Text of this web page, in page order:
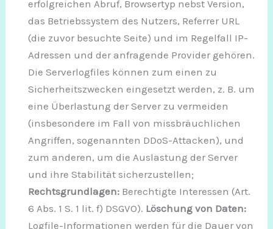
erfolgreichen Abruf, Browsertyp nebst Version,
das Betriebssystem des Nutzers, Referrer URL
(die zuvor besuchte Seite) und im Regelfall IP-
Adressen und der anfragende Provider gehören.
Die Serverlogfiles können zum einen zu
Sicherheitszwecken eingesetzt werden, z. B. um
eine Überlastung der Server zu vermeiden
(insbesondere im Fall von missbräuchlichen
Angriffen, sogenannten DDoS-Attacken), und
zum anderen, um die Auslastung der Server
und ihre Stabilität sicherzustellen;
Rechtsgrundlagen: Berechtigte Interessen (Art.
6 Abs. 1 S. 1 lit. f) DSGVO). Löschung von Daten:
Logfile-Informationen werden für die Dauer von